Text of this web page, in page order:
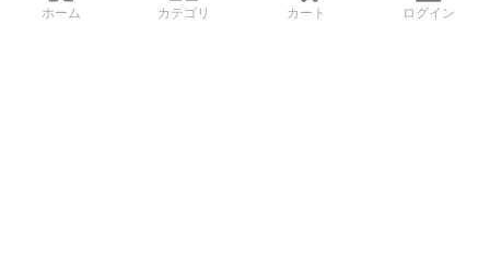
ホーム カテゴリ カート ログイン